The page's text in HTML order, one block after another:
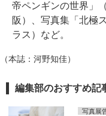
帝ペンギンの世界」
阪）、写真集「北極
ラス）など。
（本誌：河野知佳）
編集部のおすすめ記
写真展